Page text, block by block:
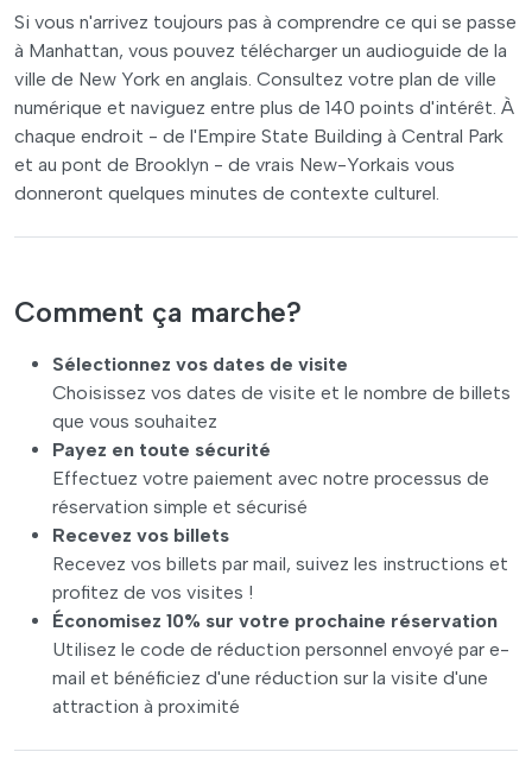
Si vous n'arrivez toujours pas à comprendre ce qui se passe
à Manhattan, vous pouvez télécharger un audioguide de la
ville de New York en anglais. Consultez votre plan de ville
numérique et naviguez entre plus de 140 points d'intérêt. À
chaque endroit - de l'Empire State Building à Central Park
et au pont de Brooklyn - de vrais New-Yorkais vous
donneront quelques minutes de contexte culturel.
Comment ça marche?
Sélectionnez vos dates de visite
Choisissez vos dates de visite et le nombre de billets
que vous souhaitez
Payez en toute sécurité
Effectuez votre paiement avec notre processus de
réservation simple et sécurisé
Recevez vos billets
Recevez vos billets par mail, suivez les instructions et
profitez de vos visites !
Économisez 10% sur votre prochaine réservation
Utilisez le code de réduction personnel envoyé par e-
mail et bénéficiez d'une réduction sur la visite d'une
attraction à proximité